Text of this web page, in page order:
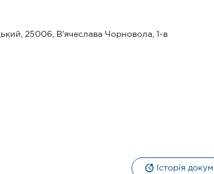
25006, В'ячеслава Чорновола, 1-в
Історія